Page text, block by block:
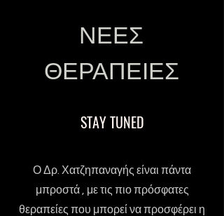
ΝΕΕΣ
ΘΕΡΑΠΕΙΕΣ
STAY TUNED
Ο Δρ. Χατζηπαναγής είναι πάντα
μπροστά , με τις πιο πρόσφατες
θεραπείες που μπορεί να προσφέρει η